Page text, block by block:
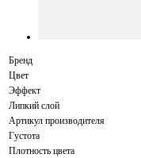
Бренд
Цвет
Эффект
Липкий слой
Артикул производителя
Густота
Плотность цвета